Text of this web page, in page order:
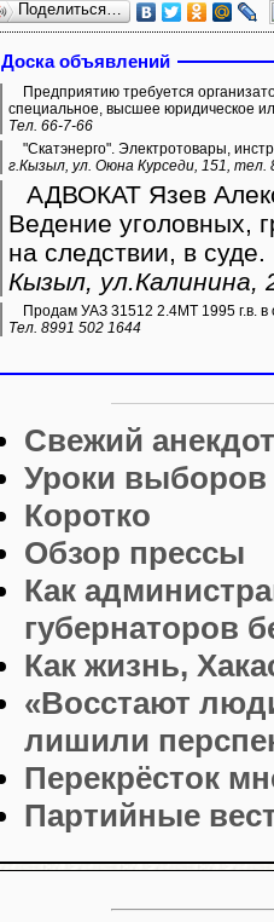
Поделиться…
Доска объявлений
Предприятию требуется
специальное, высшее юридическое
Тел. 66-7-66
"Скатэнерго". Электротовары,
г.Кызыл, ул. Оюна Курседи, 151, тел.
АДВОКАТ Язев
Ведение уголовных,
на следствии, в
Кызыл, ул.Калинина,
Продам УАЗ 31512 2.4МТ 1995 г.в. в
Тел. 8991 502 1644
Свежий анекдот
Уроки выборов
Коротко
Обзор прессы
Как
губернаторов
Как жизнь,
«Восстают
лишили
Перекрёсток
Партийные